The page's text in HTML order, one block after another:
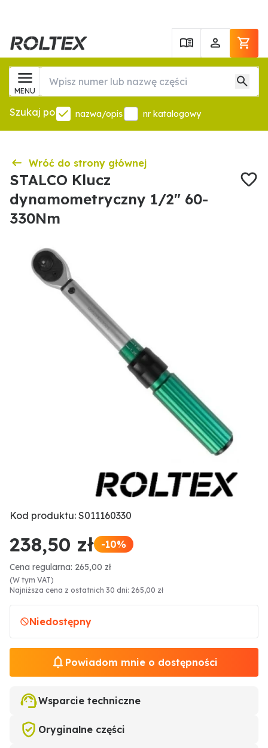
MENU
Szukaj po nazwa/opis nr katalogowy
Wróć do strony głównej
STALCO Klucz
dynamometryczny 1/2" 60-
330Nm
Kod produktu: S011160330
238,50 zł -10%
Cena regularna: 265,00 zł
(W tym VAT)
Najniższa cena z ostatnich 30 dni: 265,00 zł
Niedostępny
Powiadom mnie o dostępności
Wsparcie techniczne
Oryginalne części